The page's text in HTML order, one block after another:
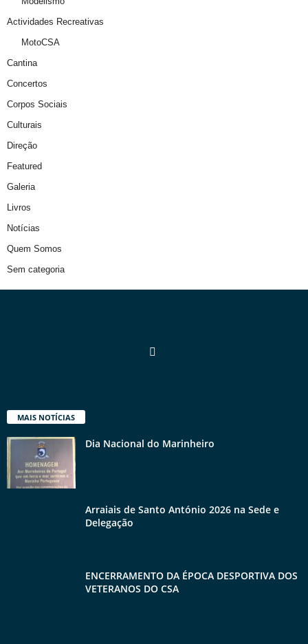
Actividades Recreativas
MotoCSA
Cantina
Concertos
Corpos Sociais
Culturais
Direção
Featured
Galeria
Livros
Notícias
Quem Somos
Sem categoria
MAIS NOTÍCIAS
Dia Nacional do Marinheiro
Arraiais de Santo António 2026 na Sede e
Delegação
ENCERRAMENTO DA ÉPOCA DESPORTIVA DOS
VETERANOS DO CSA